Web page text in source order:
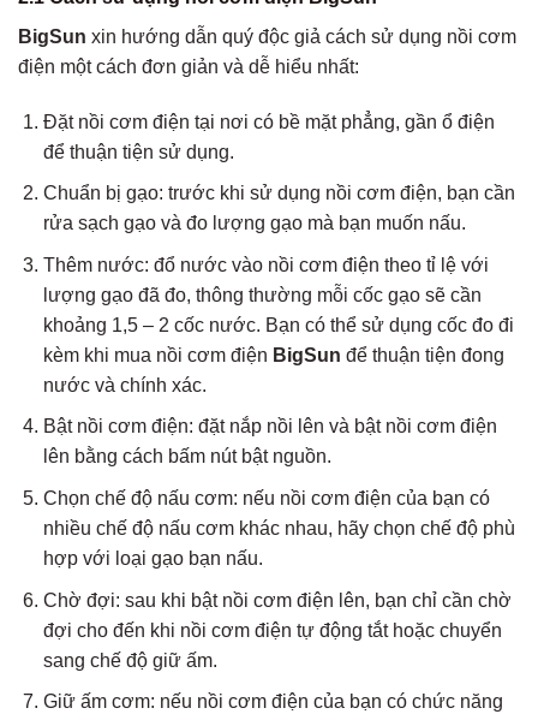
BigSun xin hướng dẫn quý độc giả cách sử dụng nồi cơm
điện một cách đơn giản và dễ hiểu nhất:
Đặt nồi cơm điện tại nơi có bề mặt phẳng, gần ổ điện
để thuận tiện sử dụng.
Chuẩn bị gạo: trước khi sử dụng nồi cơm điện, bạn cần
rửa sạch gạo và đo lượng gạo mà bạn muốn nấu.
Thêm nước: đổ nước vào nồi cơm điện theo tỉ lệ với
lượng gạo đã đo, thông thường mỗi cốc gạo sẽ cần
khoảng 1,5 – 2 cốc nước. Bạn có thể sử dụng cốc đo đi
kèm khi mua nồi cơm điện BigSun để thuận tiện đong
nước và chính xác.
Bật nồi cơm điện: đặt nắp nồi lên và bật nồi cơm điện
lên bằng cách bấm nút bật nguồn.
Chọn chế độ nấu cơm: nếu nồi cơm điện của bạn có
nhiều chế độ nấu cơm khác nhau, hãy chọn chế độ phù
hợp với loại gạo bạn nấu.
Chờ đợi: sau khi bật nồi cơm điện lên, bạn chỉ cần chờ
đợi cho đến khi nồi cơm điện tự động tắt hoặc chuyển
sang chế độ giữ ấm.
Giữ ấm cơm: nếu nồi cơm điện của bạn có chức năng